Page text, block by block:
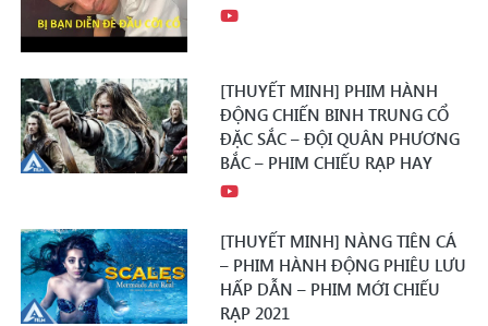
[THUYẾT MINH] PHIM HÀNH
ĐỘNG CHIẾN BINH TRUNG CỔ
ĐẶC SẮC – ĐỘI QUÂN PHƯƠNG
BẮC – PHIM CHIẾU RẠP HAY
[THUYẾT MINH] NÀNG TIÊN CÁ
– PHIM HÀNH ĐỘNG PHIÊU LƯU
HẤP DẪN – PHIM MỚI CHIẾU
RẠP 2021